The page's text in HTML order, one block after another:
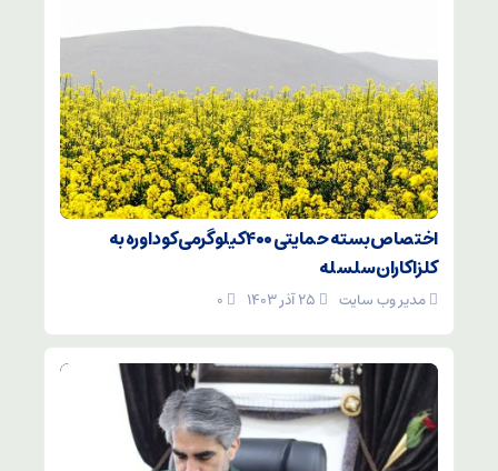
اختصاص بسته حمایتی ۴۰۰ کیلوگرمی کود اوره به
کلزاکاران سلسله
مدیر وب سایت ۰